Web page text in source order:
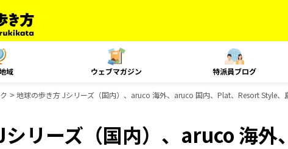
域 ウェブマガジン 特派員ブログ
地球の歩き方 Jシリーズ（国内）、aruco 海外、aruco 国内、Plat、Resort Style
シリーズ（国内）、aruco 海外